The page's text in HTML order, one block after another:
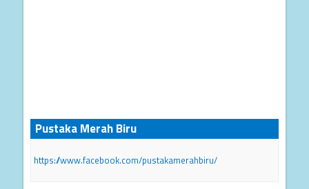
Pustaka Merah Biru
https://www.facebook.com/pustakamerahbiru/